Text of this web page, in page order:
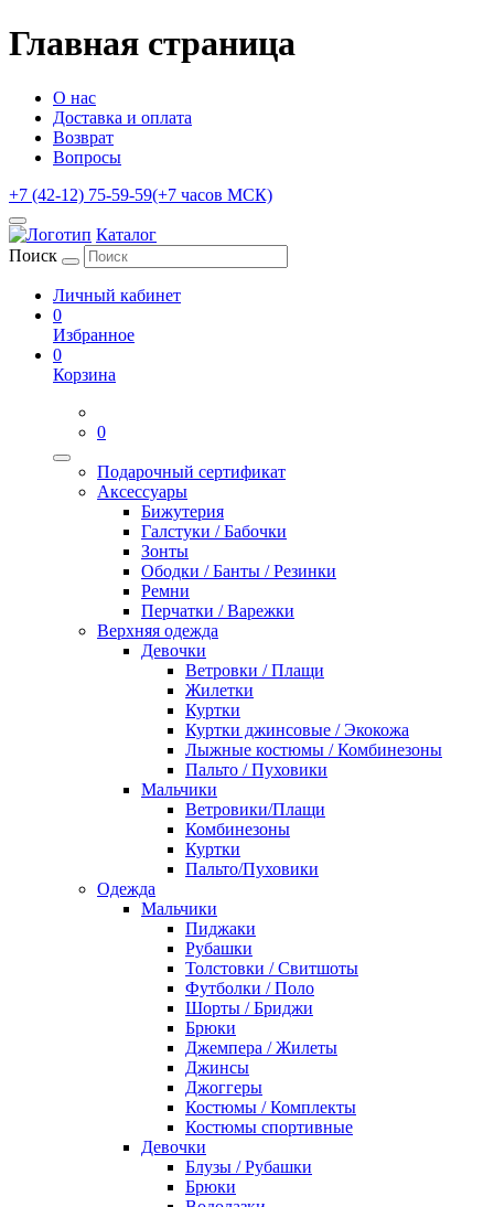
Главная страница
О нас
Доставка и оплата
Возврат
Вопросы
+7 (42-12) 75-59-59(+7 часов МСК)
Каталог
Поиск
Личный кабинет
0
Избранное
0
Корзина
0
Подарочный сертификат
Аксессуары
Бижутерия
Галстуки / Бабочки
Зонты
Ободки / Банты / Резинки
Ремни
Перчатки / Варежки
Верхняя одежда
Девочки
Ветровки / Плащи
Жилетки
Куртки
Куртки джинсовые / Экокожа
Лыжные костюмы / Комбинезоны
Пальто / Пуховики
Мальчики
Ветровики/Плащи
Комбинезоны
Куртки
Пальто/Пуховики
Одежда
Мальчики
Пиджаки
Рубашки
Толстовки / Свитшоты
Футболки / Поло
Шорты / Бриджи
Брюки
Джемпера / Жилеты
Джинсы
Джоггеры
Костюмы / Комплекты
Костюмы спортивные
Девочки
Блузы / Рубашки
Брюки